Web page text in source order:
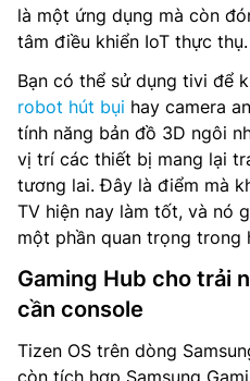
là một ứng dụng mà còn
tâm điều khiển IoT thực thụ.
Bạn có thể sử dụng tivi để
robot hút bụi hay camera
tính năng bản đồ 3D ngôi
vị trí các thiết bị mang lại
tương lai. Đây là điểm mà
TV hiện nay làm tốt, và nó
một phần quan trọng trong
Gaming Hub cho trải
cần console
Tizen OS trên dòng
còn tích hợp Samsung